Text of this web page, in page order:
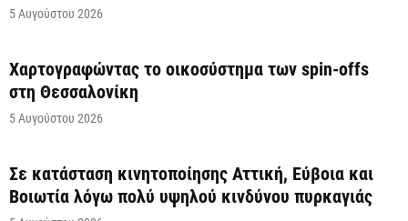
5 Αυγούστου 2026
Χαρτογραφώντας το οικοσύστημα των spin-offs
στη Θεσσαλονίκη
5 Αυγούστου 2026
Σε κατάσταση κινητοποίησης Αττική, Εύβοια και
Βοιωτία λόγω πολύ υψηλού κινδύνου πυρκαγιάς